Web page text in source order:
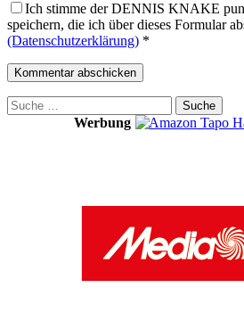
Ich stimme der DENNIS KNAKE
speichern, die ich über dieses Formular
(Datenschutzerklärung) *
Suche
nach:
Werbung